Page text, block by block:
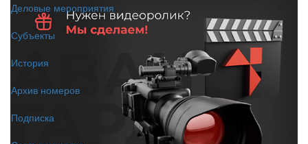
Деловые мероприятия
Субъекты
История
Архив номеров
Подписка